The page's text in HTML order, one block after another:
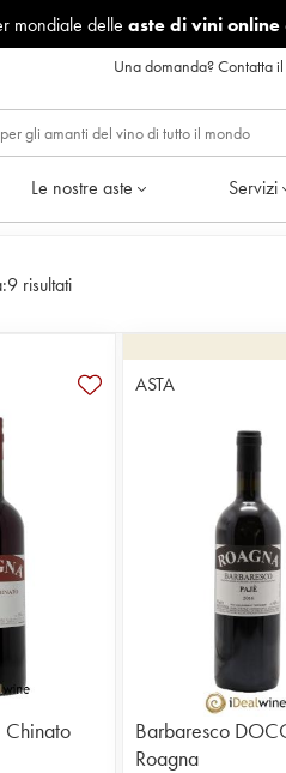
mondiale delle aste di vini online
Una domanda?Contatta
Le nostre aste Servizi
9 risultati
ASTA
Barbaresco
Roagna